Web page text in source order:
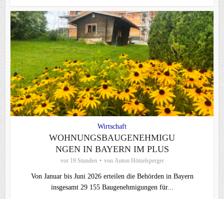
Wirtschaft
WOHNUNGSBAUGENEHMIGU
NGEN IN BAYERN IM PLUS
vor 19 Stunden von Anton Hötzelsperger
Von Januar bis Juni 2026 erteilen die Behörden in Bayern
insgesamt 29 155 Baugenehmigungen für...